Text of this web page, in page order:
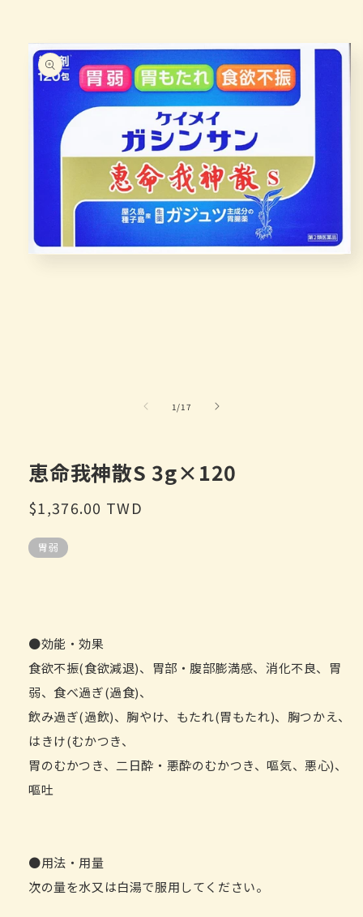
1 //17
恵命我神散S 3g×120
常
价
$1,376.00 TWD
胃弱
●効能・効果
食欲不振(食欲減退)、胃部・腹部膨満感、消化不良、胃
弱、食べ過ぎ(過食)、
飲み過ぎ(過飲)、胸やけ、もたれ(胃もたれ)、胸つかえ、
はきけ(むかつき、
胃のむかつき、二日酔・悪酔のむかつき、嘔気、悪心)、
嘔吐
●用法・用量
次の量を水又は白湯で服用してください。